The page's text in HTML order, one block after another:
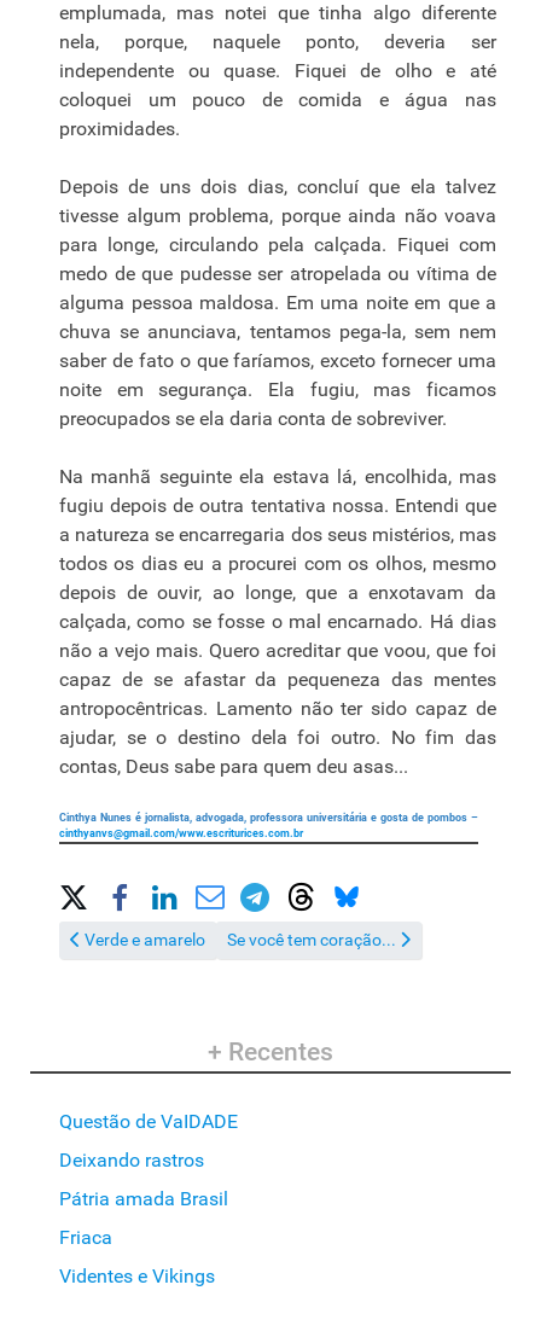
emplumada, mas notei que tinha algo diferente
nela, porque, naquele ponto, deveria ser
independente ou quase. Fiquei de olho e até
coloquei um pouco de comida e água nas
proximidades.
Depois de uns dois dias, concluí que ela talvez
tivesse algum problema, porque ainda não voava
para longe, circulando pela calçada. Fiquei com
medo de que pudesse ser atropelada ou vítima de
alguma pessoa maldosa. Em uma noite em que a
chuva se anunciava, tentamos pega-la, sem nem
saber de fato o que faríamos, exceto fornecer uma
noite em segurança. Ela fugiu, mas ficamos
preocupados se ela daria conta de sobreviver.
Na manhã seguinte ela estava lá, encolhida, mas
fugiu depois de outra tentativa nossa. Entendi que
a natureza se encarregaria dos seus mistérios, mas
todos os dias eu a procurei com os olhos, mesmo
depois de ouvir, ao longe, que a enxotavam da
calçada, como se fosse o mal encarnado. Há dias
não a vejo mais. Quero acreditar que voou, que foi
capaz de se afastar da pequeneza das mentes
antropocêntricas. Lamento não ter sido capaz de
ajudar, se o destino dela foi outro. No fim das
contas, Deus sabe para quem deu asas...
Cinthya Nunes é jornalista, advogada, professora universitária e gosta de pombos –
cinthyanvs@gmail.com/www.escriturices.com.br
Share on Social Media
Artigo anterior: Verde e amarelo
Verde e amarelo Próximo artigo: Se você tem coração...
Se você tem coração...
+ Recentes
Questão de VaIDADE
Deixando rastros
Pátria amada Brasil
Friaca
Videntes e Vikings